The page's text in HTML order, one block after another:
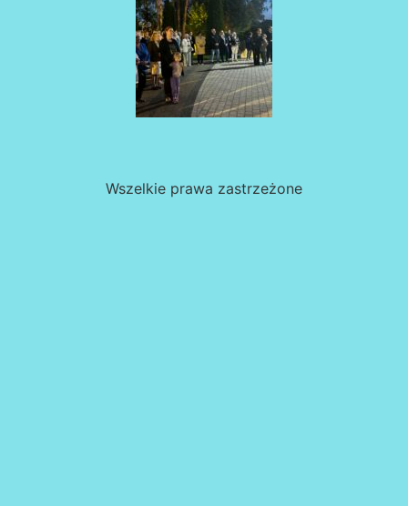
Wszelkie prawa zastrzeżone